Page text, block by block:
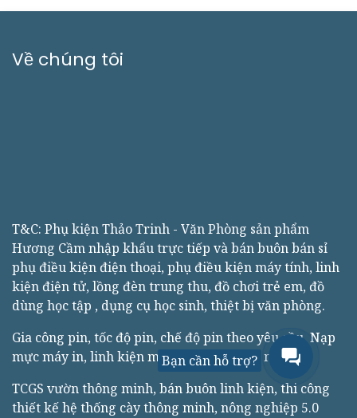
Về chúng tôi
T&C: Phụ kiện Thảo Trinh - Văn Phòng sản phẩm
Hương Cầm nhập khẩu trực tiếp và bán buôn bán sỉ
phụ điều kiện điện thoại, phụ điều kiện máy tính, linh
kiện điện tử, lồng đèn trung thu, đồ chơi trẻ em, đồ
dùng học tập , dụng cụ học sinh, thiệt bị văn phòng.
Gia công pin, tốc độ pin, chế độ pin theo yêu cầu, Nạp
mực máy in, linh kiện máy ảnh, linh kiện máy in
TCGS vườn thông minh, bán buôn linh kiện, thi công
thiết kế hệ thống cày thông minh, nông nghiệp 5.0
Bạn cần hỗ trợ?